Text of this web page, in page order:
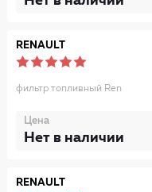
RENAULT
фильтр топливный Ren
Цена
Нет в наличии
RENAULT